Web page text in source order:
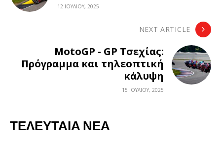
12 ΙΟΥΛΊΟΥ, 2025
NEXT ARTICLE
MotoGP - GP Τσεχίας:
Πρόγραμμα και τηλεοπτική
κάλυψη
15 ΙΟΥΛΊΟΥ, 2025
ΤΕΛΕΥΤΑΊΑ ΝΈΑ